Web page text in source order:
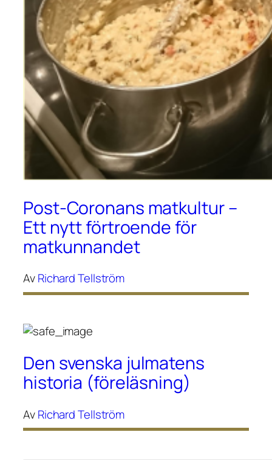
Post-Coronans matkultur –
Ett nytt förtroende för
matkunnandet
AvRichard Tellström
Den svenska julmatens
historia (föreläsning)
AvRichard Tellström